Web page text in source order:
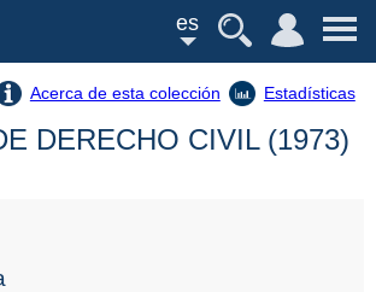
es
Acerca de esta colección Estadísticas
DERECHO CIVIL (1973)